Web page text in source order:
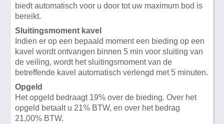
biedt automatisch voor u door tot uw maximum bod is
bereikt.
Sluitingsmoment kavel
Indien er op een bepaald moment een bieding op een
kavel wordt ontvangen binnen 5 min voor sluiting van
de veiling, wordt het sluitingsmoment van de
betreffende kavel automatisch verlengd met 5 minuten.
Opgeld
Het opgeld bedraagt 19% over de bieding. Over het
opgeld betaalt u 21% BTW, en over het bedrag
21,00% BTW.